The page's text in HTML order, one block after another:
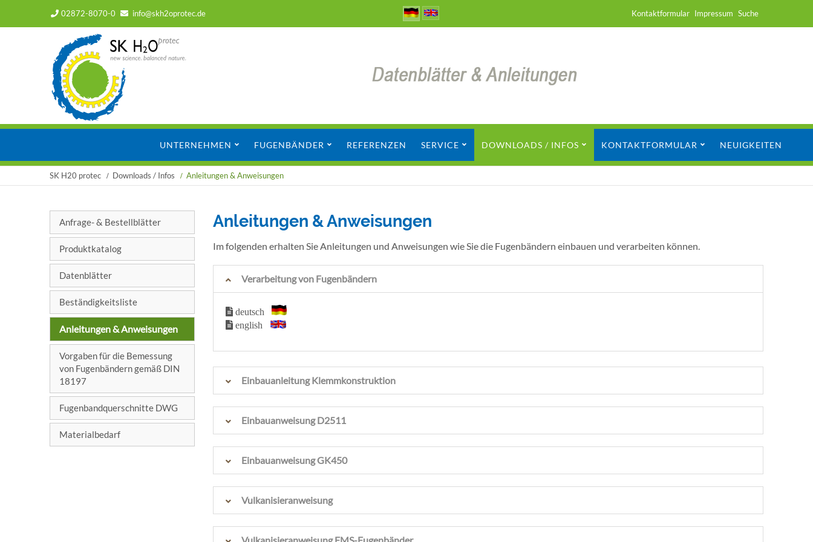
02872-8070-0 info@skh2oprotec.de
Navigation
Kontaktformular Impressum Suche
UNTERNEHMEN FUGENBÄNDER REFERENZEN SERVICE DOWNLOADS / INFOS KONTAKTFORMULAR NEUIGKEITEN
SK H20 protec Downloads / Infos Anleitungen & Anweisungen
Anleitungen & Anweisungen
Im folgenden erhalten Sie Anleitungen und Anweisungen wie Sie die Fugenbändern einbauen und verarbeiten können.
Verarbeitung von Fugenbändern
deutsch
english
Einbauanleitung Klemmkonstruktion
Einbauanweisung D2511
Einbauanweisung GK450
Vulkanisieranweisung
Anfrage- & Bestellblätter
Produktkatalog
Datenblätter
Beständigkeitsliste
Anleitungen & Anweisungen
Vorgaben für die Bemessung
von Fugenbändern gemäß DIN
18197
Fugenbandquerschnitte DWG
Materialbedarf